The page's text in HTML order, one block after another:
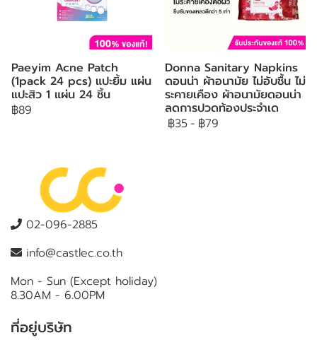
Paeyim Acne Patch
(1pack 24 pcs) แปะยิ้ม แผ่น
แปะสิว 1 แผ่น 24 ชิ้น
฿89
Donna Sanitary Napkins
ดอนน่า ผ้าอนามัย ไม่อับชื้น ไม่
ระคายเคือง ผ้าอนามัยดอนน่า
ลดการปวดท้องประจำเด
฿35- ฿79
02-096-2885
info@castlec.co.th
Mon - Sun (Except holiday)
8.30AM - 6.00PM
ที่อยู่บริษัท